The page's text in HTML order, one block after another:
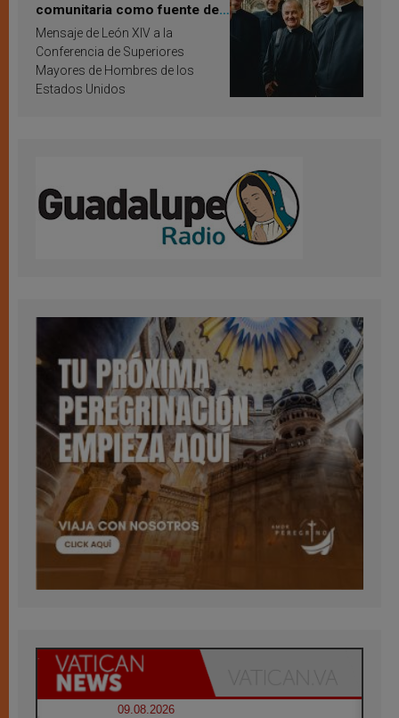
comunitaria como fuente de
inspiración y santificación
Mensaje de León XIV a la
Conferencia de Superiores
Mayores de Hombres de los
Estados Unidos
09.08.2026